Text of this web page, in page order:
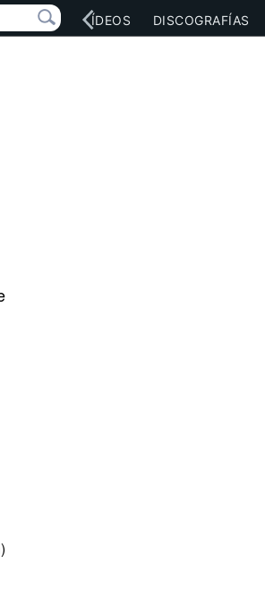
MÚSICA VÍDEOS DISCOGRAFÍAS